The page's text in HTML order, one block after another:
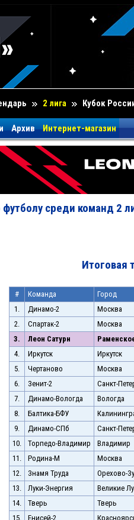
2 лига Кубок
Архив Интернет-магазин
среди команд 2
Итоговая
# Команда Город
1.
Динамо-2 Москва
2.
Спартак-2 Москва
3.
Леон Сатурн
4.
Иркутск Иркутск
5.
Чертаново Москва
6.
Зенит-2 Санкт-
7.
Динамо-Вологда Вологда
8.
Балтика-БФУ
9.
Динамо-СПб Санкт-
10.
Торпедо-Владимир Владимир
11.
Родина-М Москва
12.
Знамя Труда Орехово-
13.
Луки-Энергия Великие
14.
Тверь Тверь
15.
Енисей-2